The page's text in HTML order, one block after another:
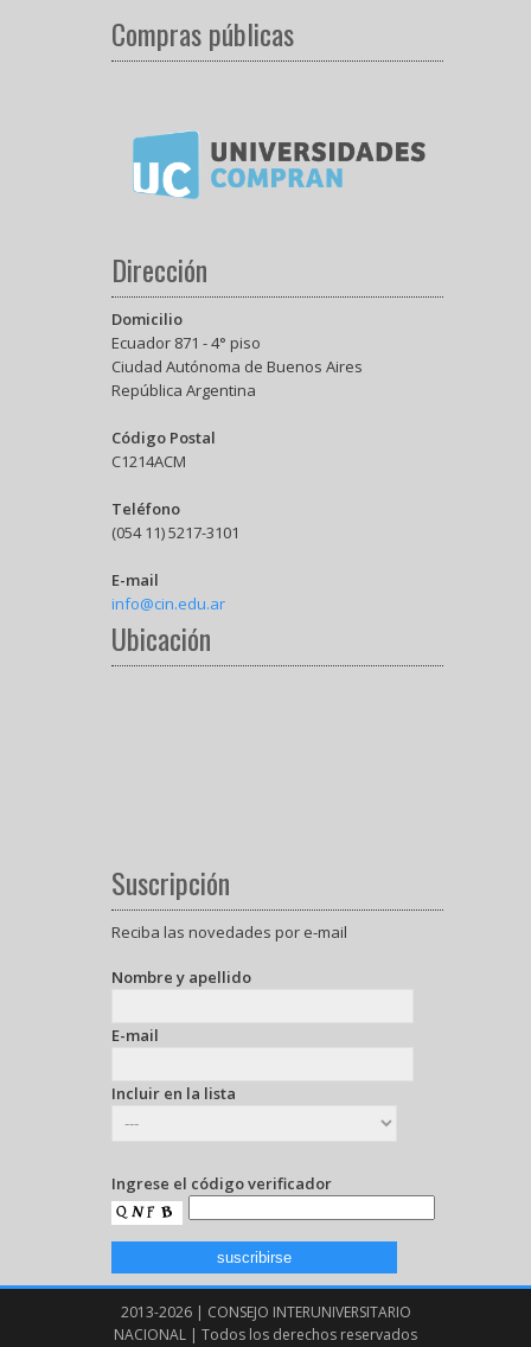
Compras públicas
Dirección
Domicilio
Ecuador 871 - 4° piso
Ciudad Autónoma de Buenos Aires
República Argentina
Código Postal
C1214ACM
Teléfono
(054 11) 5217-3101
E-mail
info@cin.edu.ar
Ubicación
Suscripción
Reciba las novedades por e-mail
Nombre y apellido
E-mail
Incluir en la lista
Ingrese el código verificador
2013-2026 | CONSEJO INTERUNIVERSITARIO
NACIONAL | Todos los derechos reservados